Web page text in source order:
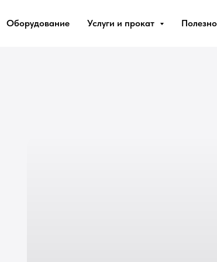
Оборудование Услуги и прокат